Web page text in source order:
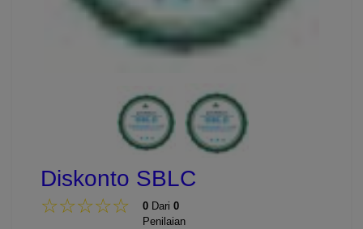
Diskonto SBLC
☆☆☆☆☆
★★★★★ 0Dari 0
Penilaian